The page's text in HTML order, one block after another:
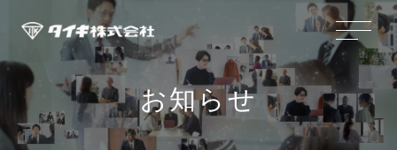
お知らせ